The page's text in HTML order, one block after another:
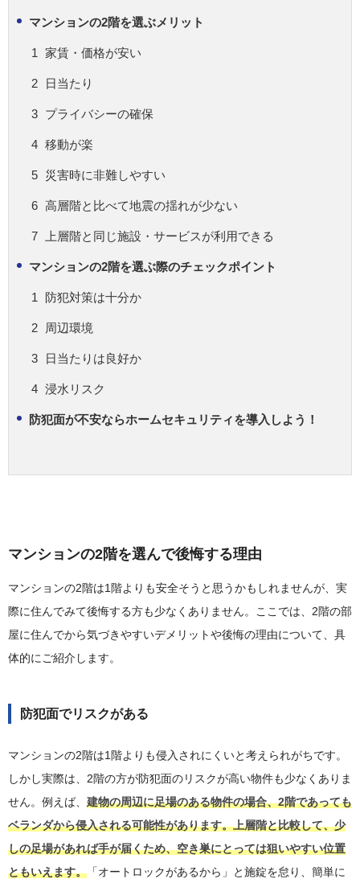
マンションの2階を選ぶメリット
家賃・価格が安い
日当たり
プライバシーの確保
移動が楽
災害時に非難しやすい
高層階と比べて地震の揺れが少ない
上層階と同じ施設・サービスが利用できる
マンションの2階を選ぶ際のチェックポイント
防犯対策は十分か
周辺環境
日当たりは良好か
浸水リスク
防犯面が不安ならホームセキュリティを導入しよう！
マンションの2階を選んで後悔する理由
マンションの2階は1階よりも安全そうと思うかもしれませんが、実
際に住んでみて後悔する方も少なくありません。ここでは、2階の部
屋に住んでから気づきやすいデメリットや後悔の理由について、具
体的にご紹介します。
防犯面でリスクがある
マンションの2階は1階よりも侵入されにくいと考えられがちです。
しかし実際は、2階の方が防犯面のリスクが高い物件も少なくありま
せん。例えば、 建物の周辺に足場のある物件の場合、2階であっても
ベランダから侵入される可能性があります。上層階と比較して、少
しの足場があれば手が届くため、空き巣にとっては狙いやすい位置
ともいえます。 「オートロックがあるから」と施錠を怠り、簡単に